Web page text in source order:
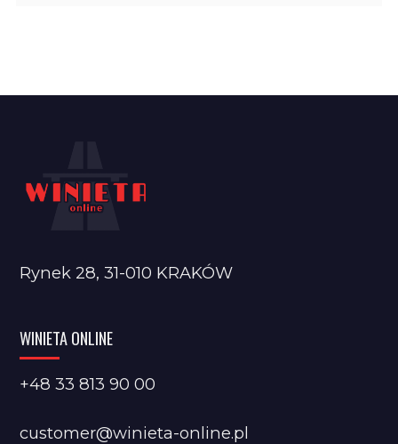
Rynek 28, 31-010 KRAKÓW
WINIETA ONLINE
+48 33 813 90 00
customer@winieta-online.pl